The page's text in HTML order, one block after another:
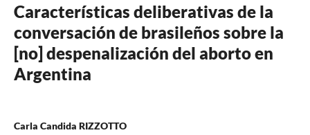
Características deliberativas de la
conversación de brasileños sobre la
[no] despenalización del aborto en
Argentina
Carla Candida RIZZOTTO